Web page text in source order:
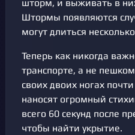
шторм, и выживать в
Штормы появляются
могут длиться
Теперь как никогда
транспорте, а не
своих двоих ногах
наносят огромный
всего 60 секунд после
чтобы найти укрытие.